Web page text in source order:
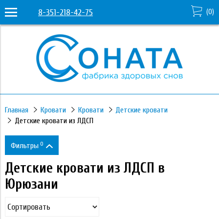
8-351-218-42-75 (0)
Главная Кровати Кровати
Детские кровати
Детские кровати из ЛДСП
Фильтры 0
Цена
Детские кровати из ЛДСП в
Юрюзани